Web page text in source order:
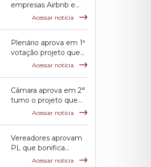
empresas Airbnb e
QuintoAndar prestam
Acessar notícia
Plenário aprova em 1ª
votação projeto que
propõe reajuste
Acessar notícia
Câmara aprova em 2°
turno o projeto que
reajusta o salário dos
Acessar notícia
Vereadores aprovam
PL que bonifica
funcionários das
Acessar notícia